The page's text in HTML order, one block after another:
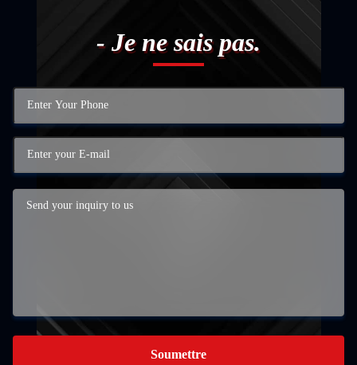
- Je ne sais pas.
Soumettre